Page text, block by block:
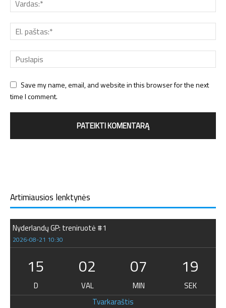
Save my name, email, and website in this browser for the next
time I comment.
Artimiausios lenktynės
Nyderlandų GP: treniruotė #1
2026-08-21 10:30
15
D
02
VAL
07
MIN
19
SEK
Tvarkaraštis